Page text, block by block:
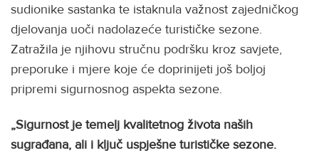
sudionike sastanka te istaknula važnost zajedničkog
djelovanja uoči nadolazeće turističke sezone.
Zatražila je njihovu stručnu podršku kroz savjete,
preporuke i mjere koje će doprinijeti još boljoj
pripremi sigurnosnog aspekta sezone.
„Sigurnost je temelj kvalitetnog života naših
sugrađana, ali i ključ uspješne turističke sezone.